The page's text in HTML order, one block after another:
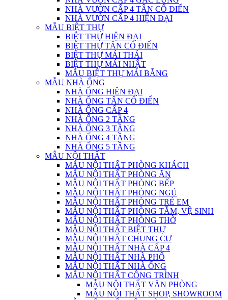
NHÀ VƯỜN CẤP 4 TÂN CỔ ĐIỂN
NHÀ VƯỜN CẤP 4 HIỆN ĐẠI
MẪU BIỆT THỰ
BIỆT THỰ HIỆN ĐẠI
BIỆT THỰ TÂN CỔ ĐIỂN
BIỆT THỰ MÁI THÁI
BIỆT THỰ MÁI NHẬT
MẪU BIỆT THỰ MÁI BẰNG
MẪU NHÀ ỐNG
NHÀ ỐNG HIỆN ĐẠI
NHÀ ỐNG TÂN CỔ ĐIỂN
NHÀ ỐNG CẤP 4
NHÀ ỐNG 2 TẦNG
NHÀ ỐNG 3 TẦNG
NHÀ ỐNG 4 TẦNG
NHÀ ỐNG 5 TẦNG
MẪU NỘI THẤT
MẪU NỘI THẤT PHÒNG KHÁCH
MẪU NỘI THẤT PHÒNG ĂN
MẪU NỘI THẤT PHÒNG BẾP
MẪU NỘI THẤT PHÒNG NGỦ
MẪU NỘI THẤT PHÒNG TRẺ EM
MẪU NỘI THẤT PHÒNG TẮM, VỆ SINH
MẪU NỘI THẤT PHÒNG THỜ
MẪU NỘI THẤT BIỆT THỰ
MẪU NỘI THẤT CHUNG CƯ
MẪU NỘI THẤT NHÀ CẤP 4
MẪU NỘI THẤT NHÀ PHỐ
MẪU NỘI THẤT NHÀ ỐNG
MẪU NỘI THẤT CÔNG TRÌNH
MẪU NỘI THẤT VĂN PHÒNG
MẪU NỘI THẤT SHOP, SHOWROOM